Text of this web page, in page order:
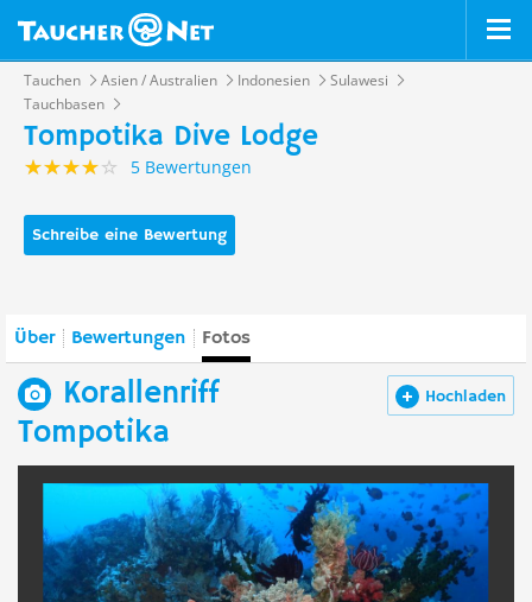
Tauchen Asien / Australien Indonesien
Sulawesi
Tauchbasen
Tompotika Dive Lodge
5 Bewertungen
Schreibe eine Bewertung
Über Bewertungen Fotos
Hochladen
Korallenriff
Tompotika